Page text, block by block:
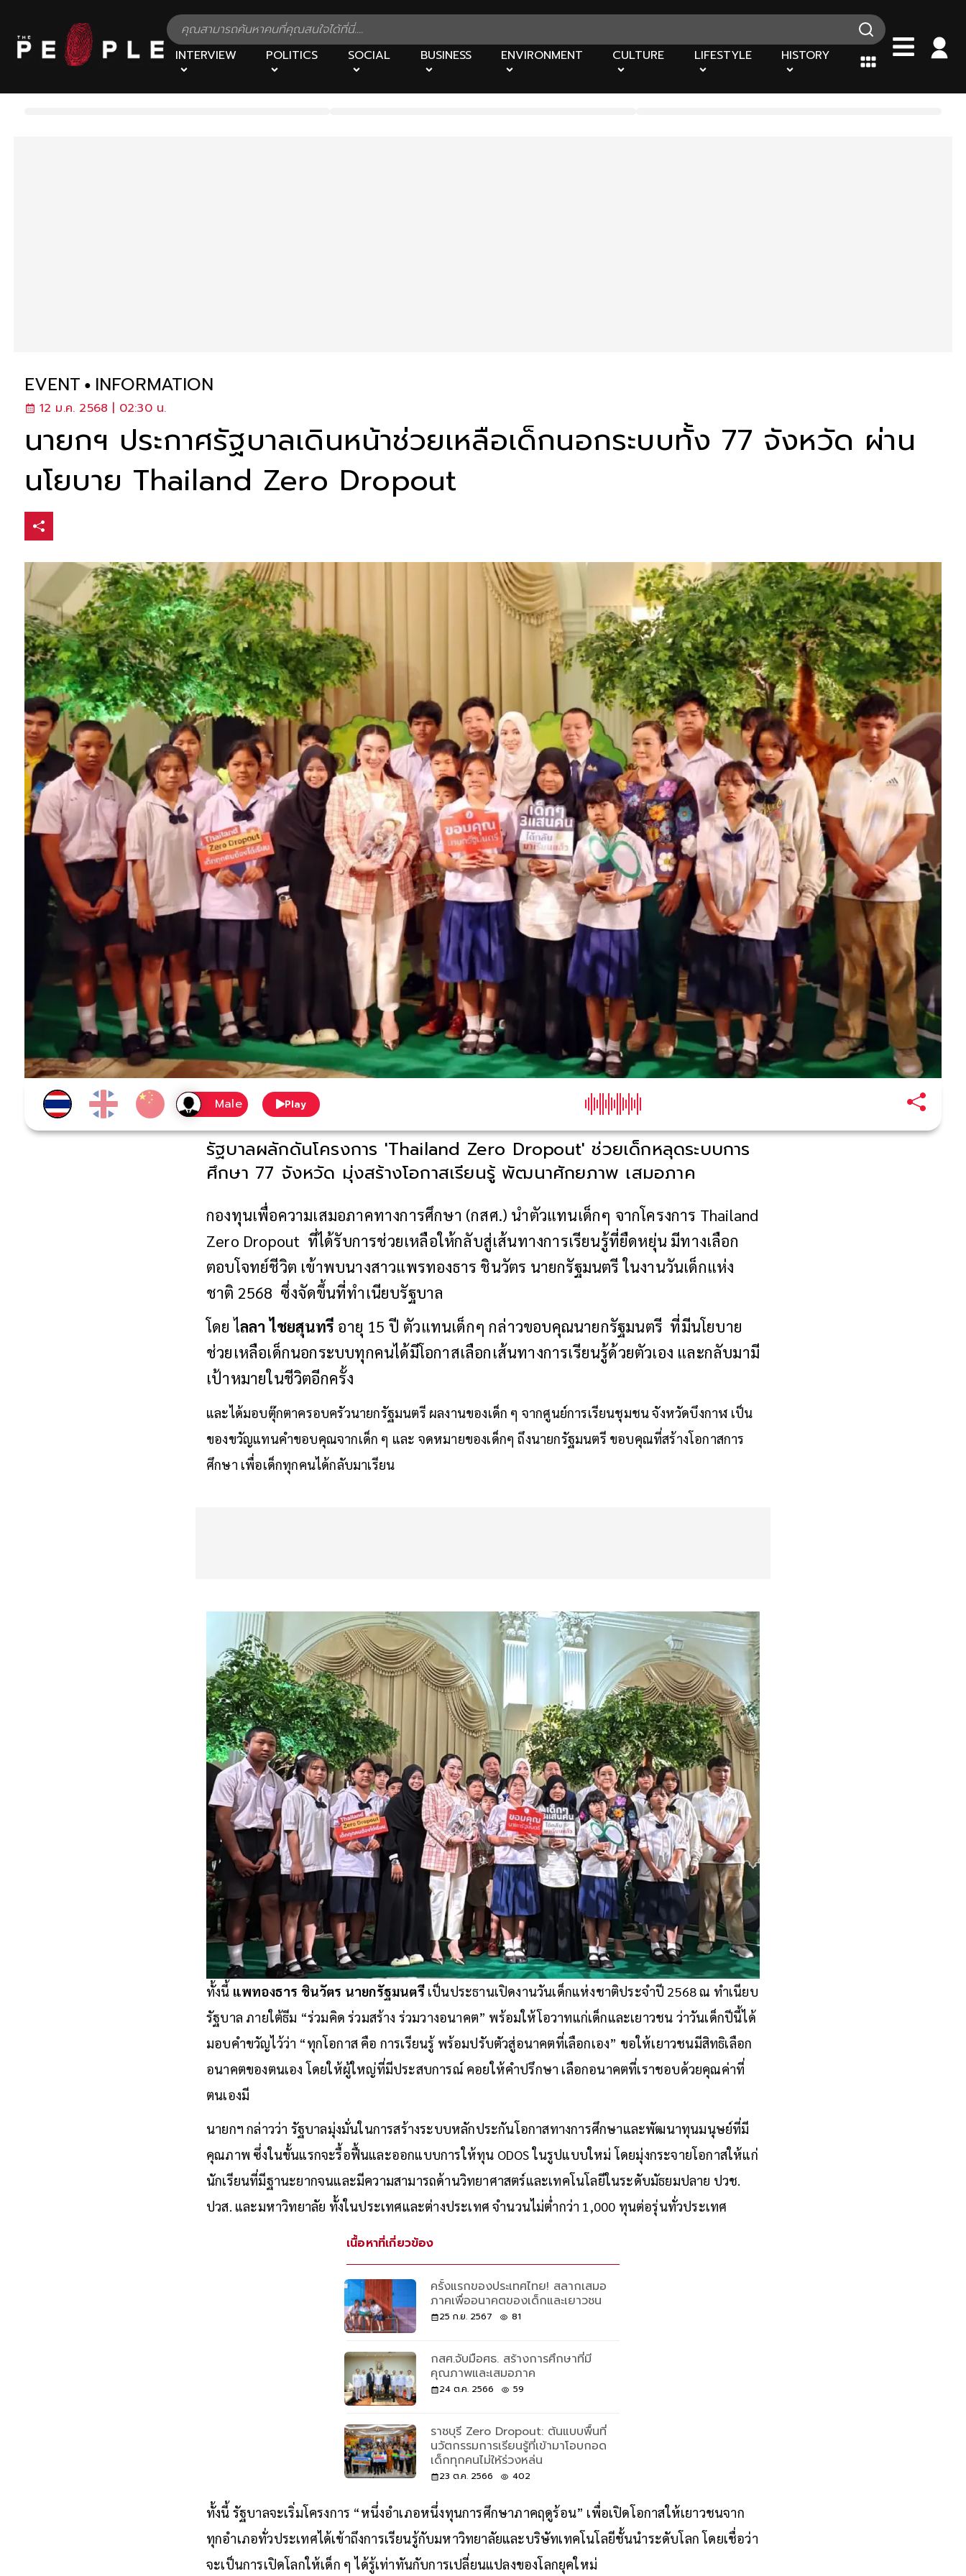
INTERVIEW POLITICS SOCIAL BUSINESS ENVIRONMENT CULTURE LIFESTYLE HISTORY
EVENT INFORMATION
12 ม.ค. 2568 | 02:30 น.
นายกฯ ประกาศรัฐบาลเดินหน้าช่วยเหลือเด็กนอกระบบทั้ง 77 จังหวัด ผ่าน
นโยบาย Thailand Zero Dropout
Play
รัฐบาลผลักดันโครงการ 'Thailand Zero Dropout' ช่วยเด็กหลุดระบบการ
ศึกษา 77 จังหวัด มุ่งสร้างโอกาสเรียนรู้ พัฒนาศักยภาพ เสมอภาค
กองทุนเพื่อความเสมอภาคทางการศึกษา (กสศ.) นำตัวแทนเด็กๆ จากโครงการ Thailand
Zero Dropout ที่ได้รับการช่วยเหลือให้กลับสู่เส้นทางการเรียนรู้ที่ยืดหยุ่น มีทางเลือก
ตอบโจทย์ชีวิต เข้าพบนางสาวแพรทองธาร ชินวัตร นายกรัฐมนตรี ในงานวันเด็กแห่ง
ชาติ 2568 ซึ่งจัดขึ้นที่ทำเนียบรัฐบาล
โดย ไลลา ไชยสุนทรี อายุ 15 ปี ตัวแทนเด็กๆ กล่าวขอบคุณนายกรัฐมนตรี ที่มีนโยบาย
ช่วยเหลือเด็กนอกระบบทุกคนได้มีโอกาสเลือกเส้นทางการเรียนรู้ด้วยตัวเอง และกลับมามี
เป้าหมายในชีวิตอีกครั้ง
และได้มอบตุ๊กตาครอบครัวนายกรัฐมนตรี ผลงานของเด็ก ๆ จากศูนย์การเรียนชุมชน จังหวัดบึงกาฬ เป็น
ของขวัญแทนคำขอบคุณจากเด็ก ๆ และ จดหมายของเด็กๆ ถึงนายกรัฐมนตรี ขอบคุณที่สร้างโอกาสการ
ศึกษา เพื่อเด็กทุกคนได้กลับมาเรียน
ทั้งนี้ แพทองธาร ชินวัตร นายกรัฐมนตรี เป็นประธานเปิดงานวันเด็กแห่งชาติประจำปี 2568 ณ ทำเนียบ
รัฐบาล ภายใต้ธีม “ร่วมคิด ร่วมสร้าง ร่วมวางอนาคต” พร้อมให้โอวาทแก่เด็กและเยาวชน ว่าวันเด็กปีนี้ได้
มอบคำขวัญไว้ว่า “ทุกโอกาส คือ การเรียนรู้ พร้อมปรับตัวสู่อนาคตที่เลือกเอง” ขอให้เยาวชนมีสิทธิเลือก
อนาคตของตนเอง โดยให้ผู้ใหญ่ที่มีประสบการณ์ คอยให้คำปรึกษา เลือกอนาคตที่เราชอบด้วยคุณค่าที่
ตนเองมี
นายกฯ กล่าวว่า รัฐบาลมุ่งมั่นในการสร้างระบบหลักประกันโอกาสทางการศึกษาและพัฒนาทุนมนุษย์ที่มี
คุณภาพ ซึ่งในขั้นแรกจะรื้อฟื้นและออกแบบการให้ทุน ODOS ในรูปแบบใหม่ โดยมุ่งกระจายโอกาสให้แก่
นักเรียนที่มีฐานะยากจนและมีความสามารถด้านวิทยาศาสตร์และเทคโนโลยีในระดับมัธยมปลาย ปวช.
ปวส. และมหาวิทยาลัย ทั้งในประเทศและต่างประเทศ จำนวนไม่ต่ำกว่า 1,000 ทุนต่อรุ่นทั่วประเทศ
เนื้อหาที่เกี่ยวข้อง
ครั้งแรกของประเทศไทย! สลากเสมอ
ภาคเพื่ออนาคตของเด็กและเยาวชน
25 ก.ย. 2567 81
กสศ.จับมือศธ. สร้างการศึกษาที่มี
คุณภาพและเสมอภาค
24 ต.ค. 2566 59
ราชบุรี Zero Dropout: ต้นแบบพื้นที่
นวัตกรรมการเรียนรู้ที่เข้ามาโอบกอด
เด็กทุกคนไม่ให้ร่วงหล่น
23 ต.ค. 2566 402
ทั้งนี้ รัฐบาลจะเริ่มโครงการ “หนึ่งอำเภอหนึ่งทุนการศึกษาภาคฤดูร้อน” เพื่อเปิดโอกาสให้เยาวชนจาก
ทุกอำเภอทั่วประเทศได้เข้าถึงการเรียนรู้กับมหาวิทยาลัยและบริษัทเทคโนโลยีชั้นนำระดับโลก โดยเชื่อว่า
จะเป็นการเปิดโลกให้เด็ก ๆ ได้รู้เท่าทันกับการเปลี่ยนแปลงของโลกยุคใหม่